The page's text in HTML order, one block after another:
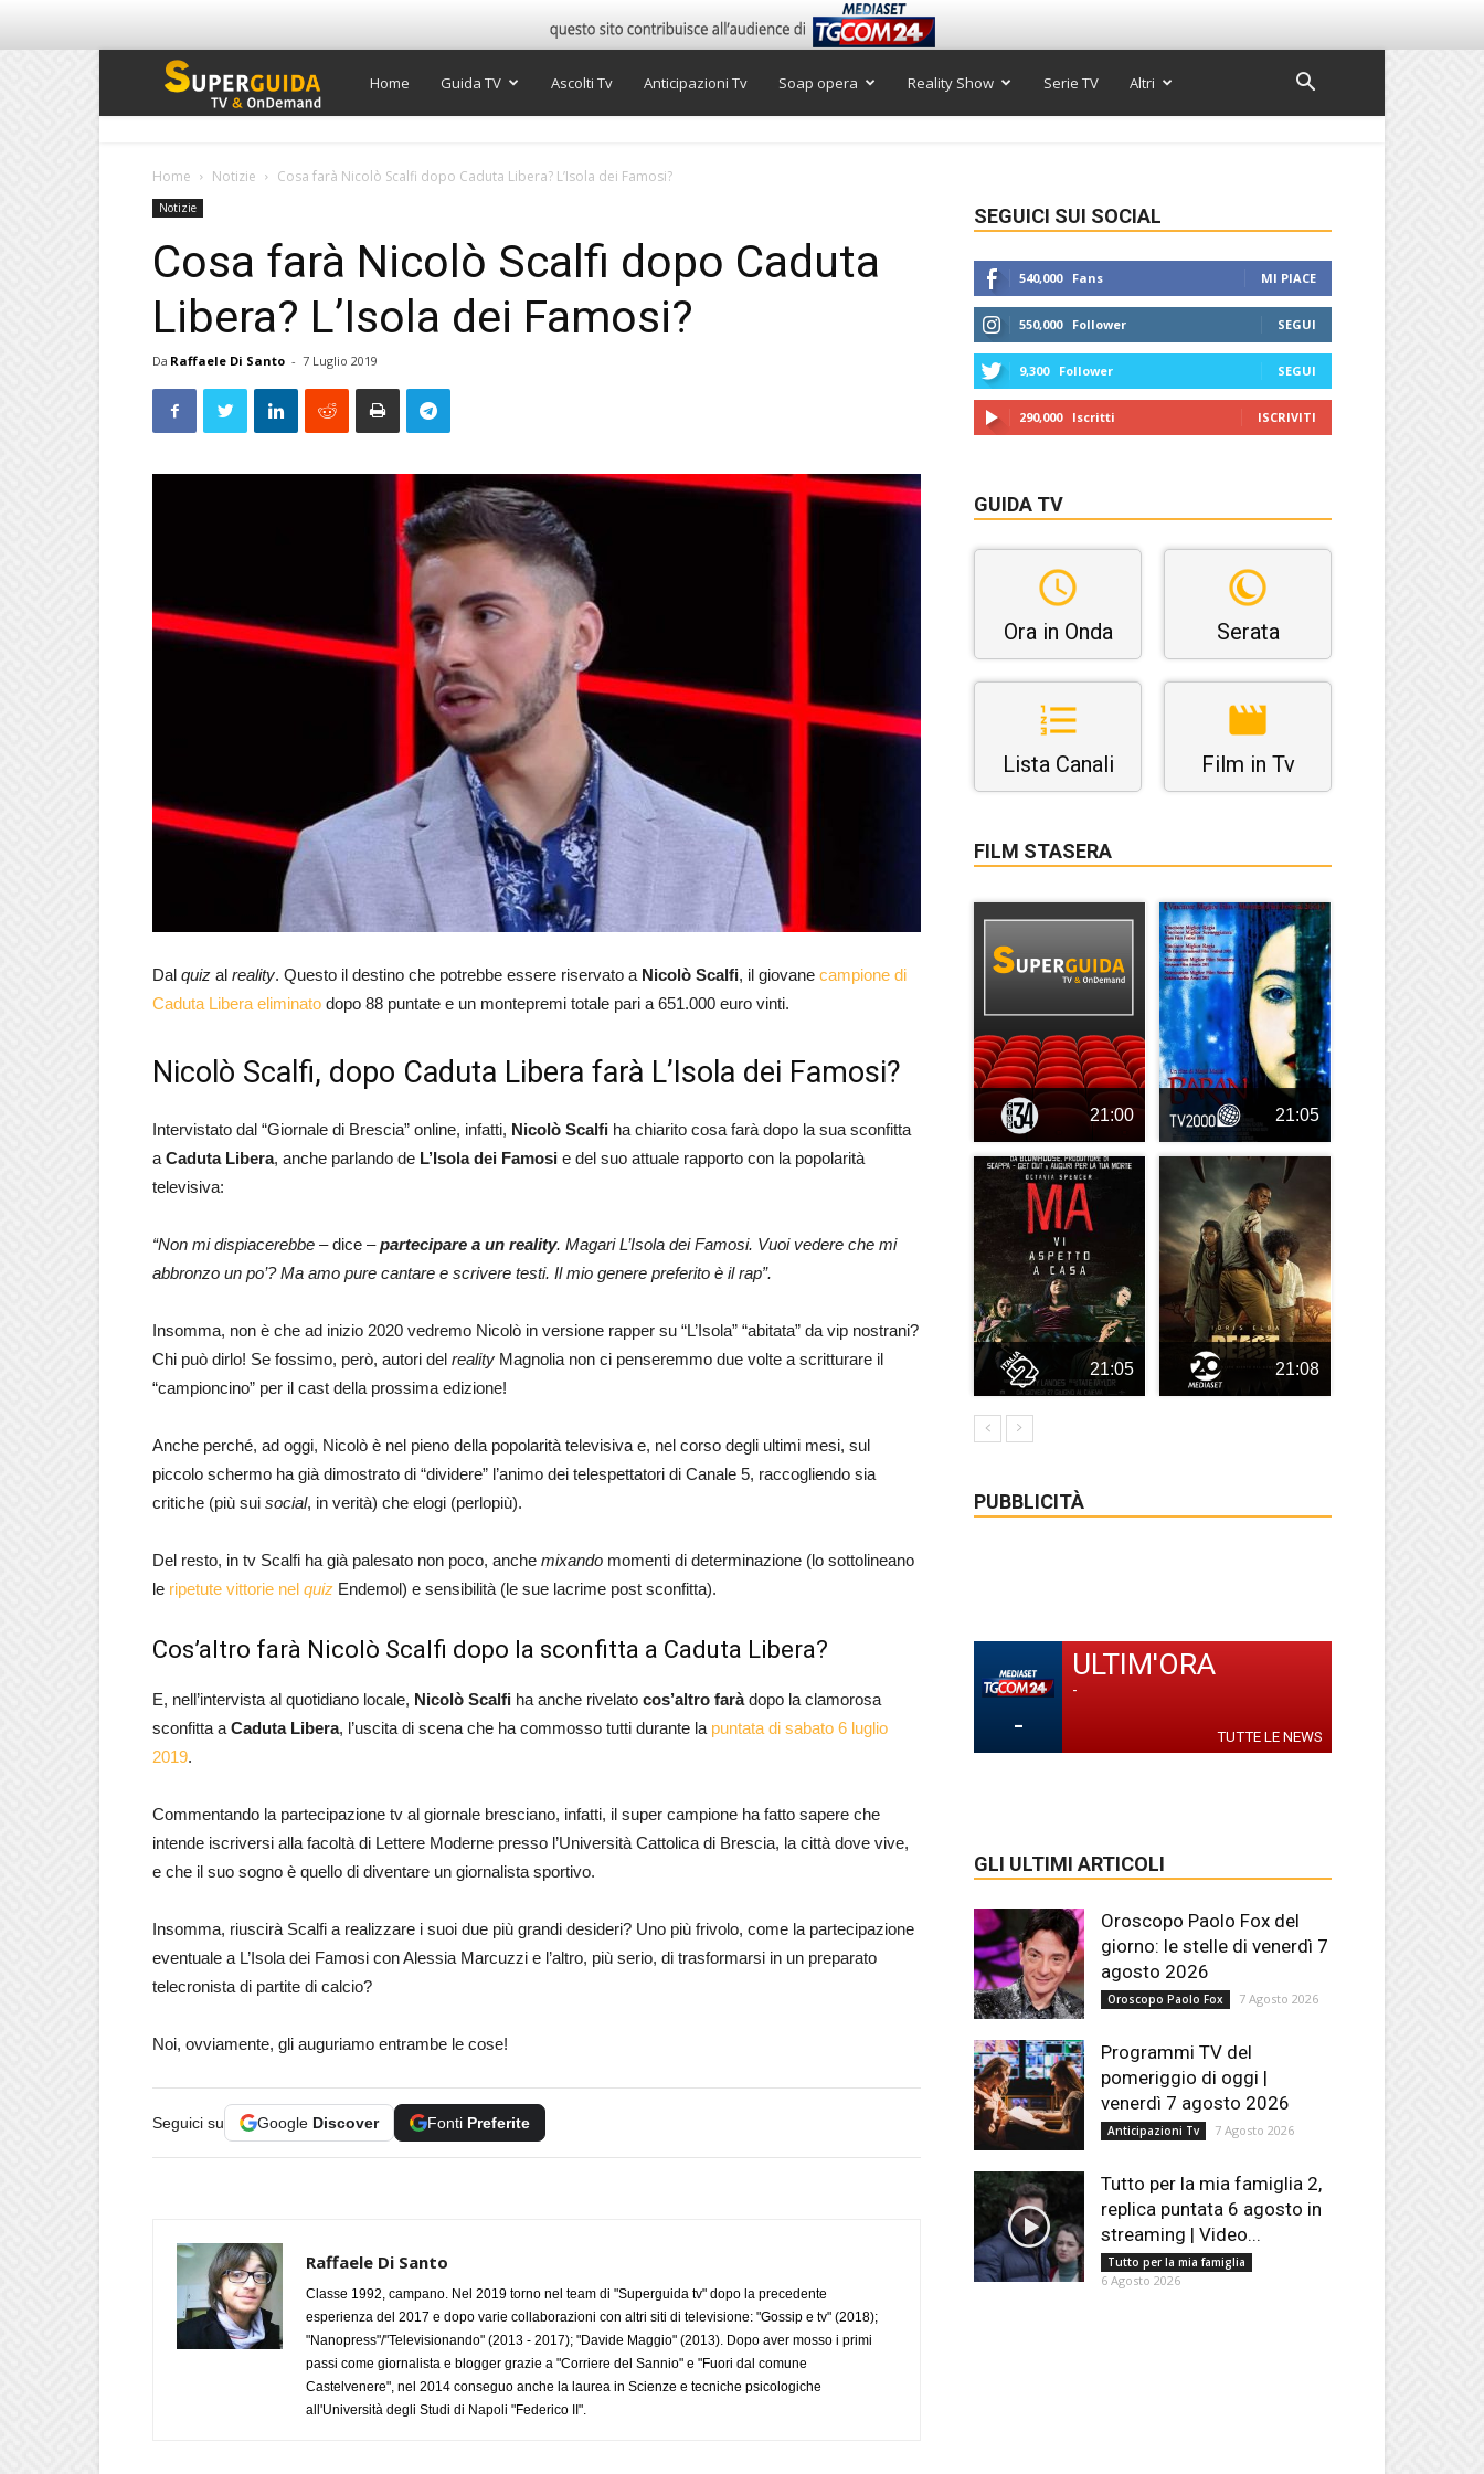
Super
Home Guida TV Ascolti Tv Anticipazioni Tv Soap opera Reality Show Serie TV Altri
Home Notizie Cosa farà Nicolò Scalfi dopo Caduta Libera? L’Isola dei Famosi?
Notizie
Cosa farà Nicolò Scalfi dopo Caduta
Libera? L’Isola dei Famosi?
Da Raffaele Di Santo - 7 Luglio 2019
Dal quiz al reality. Questo il destino che potrebbe essere riservato a Nicolò Scalfi, il giovane campione di
Caduta Libera eliminato dopo 88 puntate e un montepremi totale pari a 651.000 euro vinti.
Nicolò Scalfi, dopo Caduta Libera farà L’Isola dei Famosi?
Intervistato dal “Giornale di Brescia” online, infatti, Nicolò Scalfi ha chiarito cosa farà dopo la sua sconfitta
a Caduta Libera, anche parlando de L’Isola dei Famosi e del suo attuale rapporto con la popolarità
televisiva:
“Non mi dispiacerebbe – dice –partecipare a un reality. Magari L’Isola dei Famosi. Vuoi vedere che mi
abbronzo un po’? Ma amo pure cantare e scrivere testi. Il mio genere preferito è il rap”.
Insomma, non è che ad inizio 2020 vedremo Nicolò in versione rapper su “L’Isola” “abitata” da vip nostrani?
Chi può dirlo! Se fossimo, però, autori del reality Magnolia non ci penseremmo due volte a scritturare il
“campioncino” per il cast della prossima edizione!
Anche perché, ad oggi, Nicolò è nel pieno della popolarità televisiva e, nel corso degli ultimi mesi, sul
piccolo schermo ha già dimostrato di “dividere” l’animo dei telespettatori di Canale 5, raccogliendo sia
critiche (più sui social, in verità) che elogi (perlopiù).
Del resto, in tv Scalfi ha già palesato non poco, anche mixando momenti di determinazione (lo sottolineano
le ripetute vittorie nel quiz Endemol) e sensibilità (le sue lacrime post sconfitta).
Cos’altro farà Nicolò Scalfi dopo la sconfitta a Caduta Libera?
E, nell’intervista al quotidiano locale, Nicolò Scalfi ha anche rivelato cos’altro faràdopo la clamorosa
sconfitta a Caduta Libera, l’uscita di scena che ha commosso tutti durante la puntata di sabato 6 luglio
2019.
Commentando la partecipazione tv al giornale bresciano, infatti, il super campione ha fatto sapere che
intende iscriversi alla facoltà di Lettere Moderne presso l’Università Cattolica di Brescia, la città dove vive,
e che il suo sogno è quello di diventare un giornalista sportivo.
Insomma, riuscirà Scalfi a realizzare i suoi due più grandi desideri? Uno più frivolo, come la partecipazione
eventuale a L’Isola dei Famosi con Alessia Marcuzzi e l’altro, più serio, di trasformarsi in un preparato
telecronista di partite di calcio?
Noi, ovviamente, gli auguriamo entrambe le cose!
Seguici su Google Discover Fonti Preferite
Raffaele Di Santo
Classe 1992, campano. Nel 2019 torno nel team di "Superguida tv" dopo la precedente
esperienza del 2017 e dopo varie collaborazioni con altri siti di televisione: "Gossip e tv" (2018);
"Nanopress"/"Televisionando" (2013 - 2017); "Davide Maggio" (2013). Dopo aver mosso i primi
passi come giornalista e blogger grazie a "Corriere del Sannio" e "Fuori dal comune
Castelvenere", nel 2014 conseguo anche la laurea in Scienze e tecniche psicologiche
all'Università degli Studi di Napoli "Federico II".
SEGUICI SUI SOCIAL
540,000 Fans MI PIACE
550,000 Follower SEGUI
9,300 Follower SEGUI
290,000 Iscritti ISCRIVITI
GUIDA TV
Ora in Onda Serata
Lista Canali Film in Tv
FILM STASERA
21:00 21:05
21:05 21:08
PUBBLICITÀ
-
ULTIM'ORA
-
TUTTE LE NEWS
GLI ULTIMI ARTICOLI
Oroscopo Paolo Fox del
giorno: le stelle di venerdì 7
agosto 2026
Oroscopo Paolo Fox 7 Agosto 2026
Programmi TV del
pomeriggio di oggi |
venerdì 7 agosto 2026
Anticipazioni Tv 7 Agosto 2026
Tutto per la mia famiglia 2,
replica puntata 6 agosto in
streaming | Video...
Tutto per la mia famiglia
6 Agosto 2026